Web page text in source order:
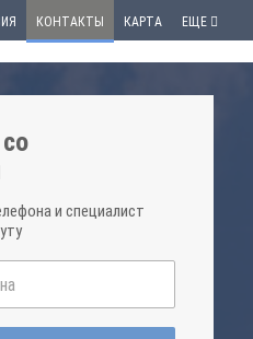
КОНТАКТЫ КАРТА ЕЩЕ
и специалист